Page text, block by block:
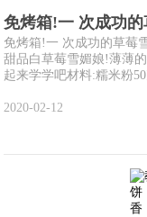
免烤箱!一 次成功的
免烤箱!一 次成功的草莓
甜品白草莓雪媚娘!薄薄
起来学学吧材料:糯米粉
2020-02-12